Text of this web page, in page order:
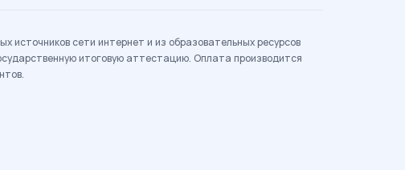
сети интернет и из образовательных ресурсов
итоговую аттестацию. Оплата производится